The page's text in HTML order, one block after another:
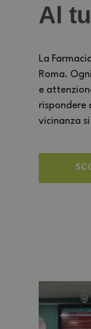
Al
La
Roma.
e
rispondere
vicinanza